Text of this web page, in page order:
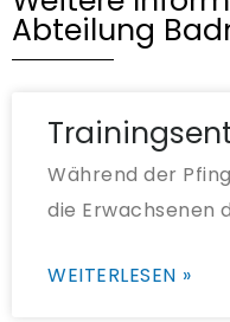
Abteilung
Während der
die Erwachsenen
WEITERLESEN »